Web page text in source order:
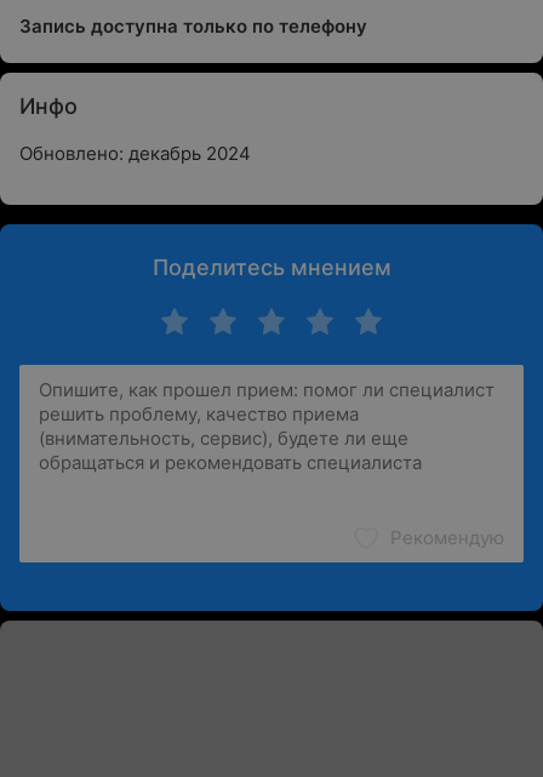
Запись доступна только по телефону
Инфо
Обновлено: декабрь 2024
Поделитесь мнением
Рекомендую